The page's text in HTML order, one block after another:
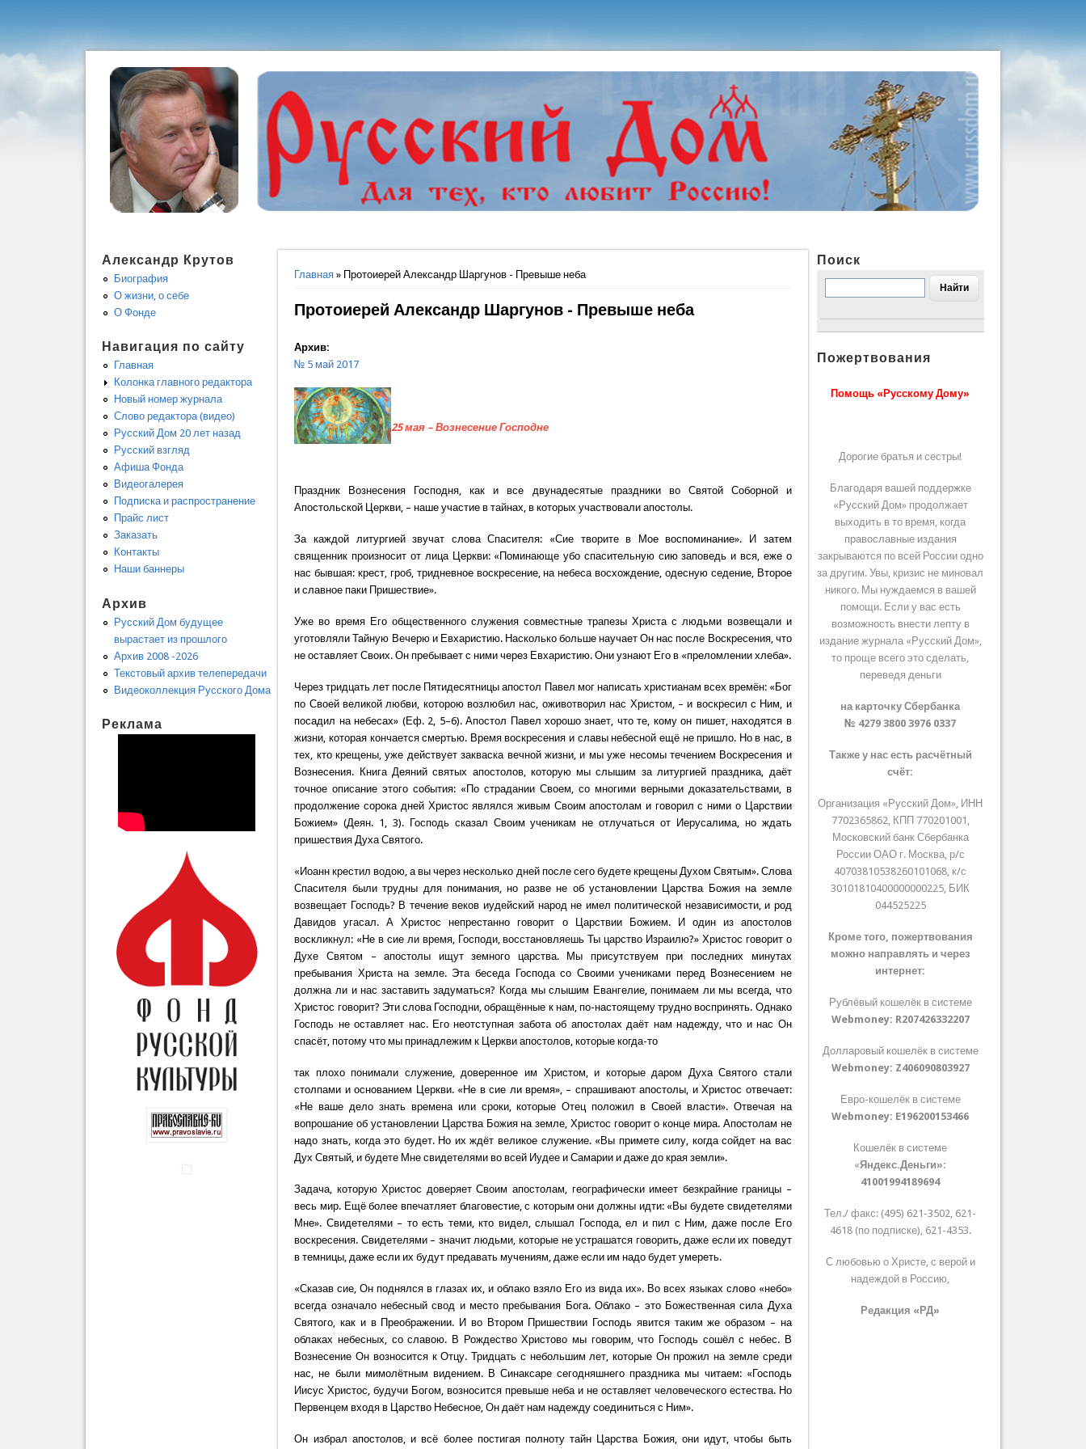
Вы здесь
Главная » Протоиерей Александр Шаргунов - Превыше неба
Протоиерей Александр Шаргунов - Превыше неба
Архив:
№ 5 май 2017
25 мая – Вознесение Господне
Праздник Вознесения Господня, как и все двунадесятые праздники во Святой Соборной и
Апостольской Церкви, – наше участие в тайнах, в которых участвовали апостолы.
За каждой литургией звучат слова Спасителя: «Сие творите в Мое воспоминание». И затем
священник произносит от лица Церкви: «Поминающе убо спасительную сию заповедь и вся, еже о
нас бывшая: крест, гроб, тридневное воскресение, на небеса восхождение, одесную седение, Второе
и славное паки Пришествие».
Уже во время Его общественного служения совместные трапезы Христа с людьми возвещали и
уготовляли Тайную Вечерю и Евхаристию. Насколько больше научает Он нас после Воскресения, что
не оставляет Своих. Он пребывает с ними через Евхаристию. Они узнают Его в «преломлении хлеба».
Через тридцать лет после Пятидесятницы апостол Павел мог написать христианам всех времён: «Бог
по Своей великой любви, которою возлюбил нас, оживотворил нас Христом, – и воскресил с Ним, и
посадил на небесах» (Еф. 2, 5–6). Апостол Павел хорошо знает, что те, кому он пишет, находятся в
жизни, которая кончается смертью. Время воскресения и славы небесной ещё не пришло. Но в нас, в
тех, кто крещены, уже действует закваска вечной жизни, и мы уже несомы течением Воскресения и
Вознесения. Книга Деяний святых апостолов, которую мы слышим за литургией праздника, даёт
точное описание этого события: «По страдании Своем, со многими верными доказательствами, в
продолжение сорока дней Христос являлся живым Своим апостолам и говорил с ними о Царствии
Божием» (Деян. 1, 3). Господь сказал Своим ученикам не отлучаться от Иерусалима, но ждать
пришествия Духа Святого.
«Иоанн крестил водою, а вы через несколько дней после сего будете крещены Духом Святым». Слова
Спасителя были трудны для понимания, но разве не об установлении Царства Божия на земле
возвещает Господь? В течение веков иудейский народ не имел политической независимости, и род
Давидов угасал. А Христос непрестанно говорит о Царствии Божием. И один из апостолов
воскликнул: «Не в сие ли время, Господи, восстановляешь Ты царство Израилю?» Христос говорит о
Духе Святом – апостолы ищут земного царства. Мы присутствуем при последних минутах
пребывания Христа на земле. Эта беседа Господа со Своими учениками перед Вознесением не
должна ли и нас заставить задуматься? Когда мы слышим Евангелие, понимаем ли мы всегда, что
Христос говорит? Эти слова Господни, обращённые к нам, по-настоящему трудно воспринять. Однако
Господь не оставляет нас. Его неотступная забота об апостолах даёт нам надежду, что и нас Он
спасёт, потому что мы принадлежим к Церкви апостолов, которые когда-то
так плохо понимали служение, доверенное им Христом, и которые даром Духа Святого стали
столпами и основанием Церкви. «Не в сие ли время», – спрашивают апостолы, и Христос отвечает:
«Не ваше дело знать времена или сроки, которые Отец положил в Своей власти». Отвечая на
вопрошание об установлении Царства Божия на земле, Христос говорит о конце мира. Апостолам не
надо знать, когда это будет. Но их ждёт великое служение. «Вы примете силу, когда сойдет на вас
Дух Святый, и будете Мне свидетелями во всей Иудее и Самарии и даже до края земли».
Задача, которую Христос доверяет Своим апостолам, географически имеет безкрайние границы –
весь мир. Ещё более впечатляет благовестие, с которым они должны идти: «Вы будете свидетелями
Мне». Свидетелями – то есть теми, кто видел, слышал Господа, ел и пил с Ним, даже после Его
воскресения. Свидетелями – значит людьми, которые не устрашатся говорить, даже если их поведут
в темницы, даже если их будут предавать мучениям, даже если им надо будет умереть.
«Сказав сие, Он поднялся в глазах их, и облако взяло Его из вида их». Во всех языках слово «небо»
всегда означало небесный свод и место пребывания Бога. Облако – это Божественная сила Духа
Святого, как и в Преображении. И во Втором Пришествии Господь явится таким же образом – на
облаках небесных, со славою. В Рождество Христово мы говорим, что Господь сошёл с небес. В
Вознесение Он возносится к Отцу. Тридцать с небольшим лет, которые Он прожил на земле среди
нас, не были мимолётным видением. В Синаксаре сегодняшнего праздника мы читаем: «Господь
Иисус Христос, будучи Богом, возносится превыше неба и не оставляет человеческого естества. Но
Первенцем входя в Царство Небесное, Он даёт нам надежду соединиться с Ним».
Он избрал апостолов, и всё более постигая полноту тайн Царства Божия, они идут, чтобы быть
Александр Крутов
Биография
О жизни, о себе
О Фонде
Навигация по сайту
Главная
Колонка главного редактора
Новый номер журнала
Слово редактора (видео)
Русский Дом 20 лет назад
Русский взгляд
Афиша Фонда
Видеогалерея
Подписка и распространение
Прайс лист
Заказать
Контакты
Наши баннеры
Архив
Русский Дом будущее
вырастает из прошлого
Архив 2008 -2026
Текстовый архив телепередачи
Видеоколлекция Русского Дома
Реклама
Поиск
Пожертвования
Помощь «Русскому Дому»
Дорогие братья и сестры!
Благодаря вашей поддержке
«Русский Дом» продолжает
выходить в то время, когда
православные издания
закрываются по всей России одно
за другим. Увы, кризис не миновал
никого. Мы нуждаемся в вашей
помощи. Если у вас есть
возможность внести лепту в
издание журнала «Русский Дом»,
то проще всего это сделать,
переведя деньги
на карточку Сбербанка
№ 4279 3800 3976 0337
Также у нас есть расчётный
счёт:
Организация «Русский Дом», ИНН
7702365862, КПП 770201001,
Московский банк Сбербанка
России ОАО г. Москва, р/с
40703810538260101068, к/с
30101810400000000225, БИК
044525225
Кроме того, пожертвования
можно направлять и через
интернет:
Рублёвый кошелёк в системе
Webmoney: R207426332207
Долларовый кошелёк в системе
Webmoney: Z406090803927
Евро-кошелёк в системе
Webmoney: E196200153466
Кошелёк в системе
«Яндекс.Деньги»:
41001994189694
Тел./ факс: (495) 621-3502, 621-
4618 (по подписке), 621-4353.
С любовью о Христе, с верой и
надеждой в Россию,
Редакция «РД»